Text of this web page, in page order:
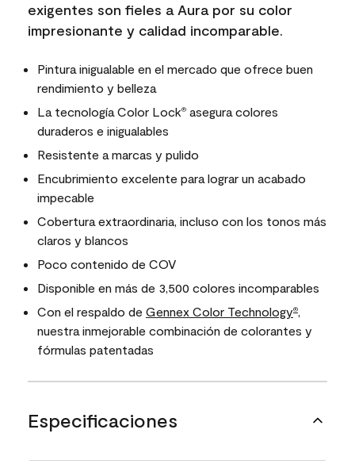
exigentes son fieles a Aura por su color
impresionante y calidad incomparable.
Pintura inigualable en el mercado que ofrece buen
rendimiento y belleza
La tecnología Color Lock® asegura colores
duraderos e inigualables
Resistente a marcas y pulido
Encubrimiento excelente para lograr un acabado
impecable
Cobertura extraordinaria, incluso con los tonos más
claros y blancos
Poco contenido de COV
Disponible en más de 3,500 colores incomparables
Con el respaldo de Gennex Color Technology®,
nuestra inmejorable combinación de colorantes y
fórmulas patentadas
Especificaciones